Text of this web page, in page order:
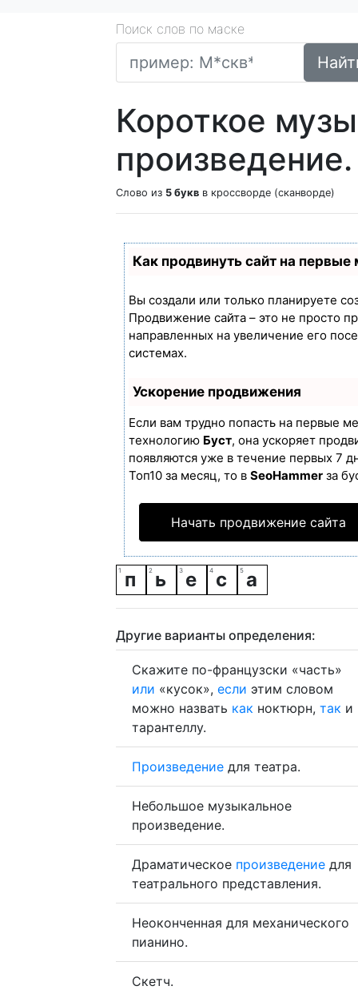
Поиск слов по маске
Короткое
произведение.
Слово из 5 букв в кроссворде (сканворде)
Как продвинуть сайт на первые
Вы создали или только планируете
Продвижение сайта – это не просто
направленных на увеличение его
системах.
Ускорение продвижения
Если вам трудно попасть на первые
технологию Буст, она ускоряет
появляются уже в течение первых 7
Топ10 за месяц, то в SeoHammer за
Начать продвижение сайта
п ь е с а
Другие варианты определения:
Скажите по-французски «часть»
или «кусок», если этим словом
можно назвать как ноктюрн, так и
тарантеллу.
Произведение для театра.
Небольшое музыкальное
произведение.
Драматическое произведение для
театрального представления.
Неоконченная для механического
пианино.
Скетч.